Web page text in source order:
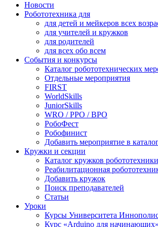
Новости
Робототехника для
для детей и мейкеров всех
для учителей и кружков
для родителей
для всех обо всем
События и конкурсы
Каталог робототехнических
Отдельные мероприятия
FIRST
WorldSkills
JuniorSkills
WRO / РРО / ВРО
РобоФест
Робофинист
Добавить мероприятие в
Кружки и секции
Каталог кружков
Реабилитационная
Добавить кружок
Поиск преподавателей
Статьи
Уроки
Курсы Университета
Курс «Arduino для начинающих»